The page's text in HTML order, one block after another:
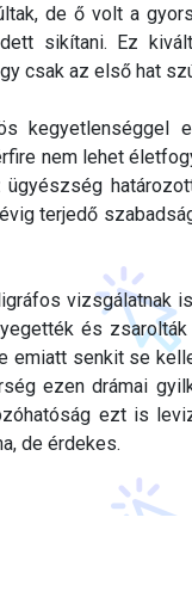
de ő volt a
sikítani. Ez
csak az első hat
kegyetlenséggel
nem lehet
terjedő
vizsgálatnak
és
emiatt senkit se
ezen drámai
ezt is
de érdekes.